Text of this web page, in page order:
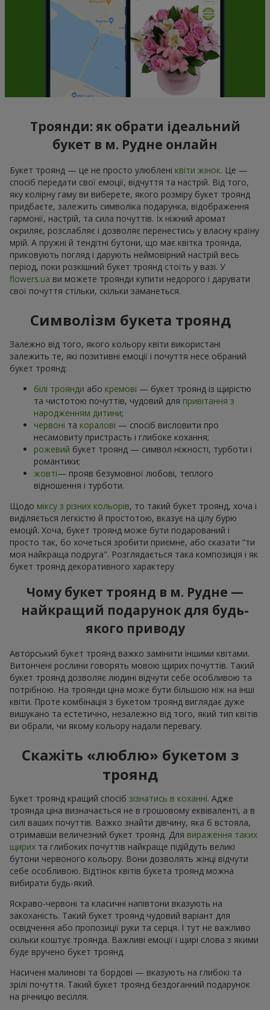
Троянди: як обрати ідеальний
букет в м. Рудне онлайн
Букет троянд — це не просто улюблені квіти жінок. Це —
спосіб передати свої емоції, відчуття та настрій. Від того,
яку колірну гаму ви виберете, якого розміру букет троянд
придбаєте, залежить символіка подарунка, відображення
гармонії, настрій, та сила почуттів. Їх ніжний аромат
окриляє, розслабляє і дозволяє перенестись у власну країну
мрій. А пружні й тендітні бутони, що має квітка троянда,
приковують погляд і дарують неймовірний настрій весь
період, поки розкішний букет троянд стоїть у вазі. У
flowers.ua ви можете троянди купити недорого і дарувати
свої почуття стільки, скільки заманеться.
Символізм букета троянд
Залежно від того, якого кольору квіти використані
залежить те, які позитивні емоції і почуття несе обраний
букет троянд:
білі троянди або кремові — букет троянд із щирістю
та чистотою почуттів, чудовий для привітання з
народженням дитини;
червоні та коралові — спосіб висловити про
несамовиту пристрасть і глибоке кохання;
рожевий букет троянд — символ ніжності, турботи і
романтики;
жовті— прояв безумовної любові, теплого
відношення і турботи.
Щодо міксу з різних кольорів, то такий букет троянд, хоча і
виділяється легкістю й простотою, вказує на цілу бурю
емоцій. Хоча, букет троянд може бути подарований і
просто так, бо хочеться зробити приємне, або сказати “ти
моя найкраща подруга". Розглядається така композиція і як
букет троянд декоративного характеру
Чому букет троянд в м. Рудне —
найкращий подарунок для будь-
якого приводу
Авторський букет троянд важко замінити іншими квітами.
Витончені рослини говорять мовою щирих почуттів. Такий
букет троянд дозволяє людині відчути себе особливою та
потрібною. На троянди ціна може бути більшою ніж на інші
квіти. Проте комбінація з букетом троянд виглядає дуже
вишукано та естетично, незалежно від того, який тип квітів
ви обрали, чи якому кольору надали перевагу.
Скажіть «люблю» букетом з
троянд
Букет троянд кращий спосіб зізнатись в коханні. Адже
троянда ціна визначається не в грошовому еквіваленті, а в
силі ваших почуттів. Важко знайти дівчину, яка б встояла,
отримавши величезний букет троянд. Для вираження таких
щирих та глибоких почуттів найкраще підійдуть великі
бутони червоного кольору. Вони дозволять жінці відчути
себе особливою. Відтінок квітів букета троянд можна
вибирати будь-який.
Яскраво-червоні та класичні напівтони вказують на
закоханість. Такий букет троянд чудовий варіант для
освідчення або пропозиції руки та серця. І тут не важливо
скільки коштує троянда. Важливі емоції і щирі слова з якими
буде вручено букет троянд.
Насичені малинові та бордові — вказують на глибокі та
зрілі почуття. Такий букет троянд бездоганний подарунок
на річницю весілля.